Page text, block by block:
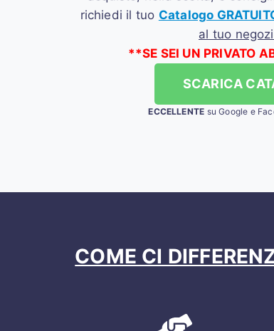
richiedi il tuo Catalogo
al tuo
**SE SEI UN PRIVATO
SCARICA
ECCELLENTE su Google e
COME CI